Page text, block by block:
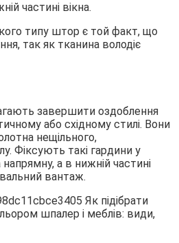
частині вікна.
типу штор є той факт, що
так як тканина володіє
завершити оздоблення
або східному стилі. Вони
нещільного,
Фіксують такі гардини у
напрямну, а в нижній частині
вантаж.